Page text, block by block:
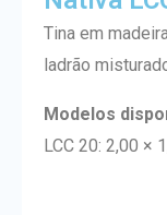
Tina em
ladrão
Modelos
LCC 20: 2,00 ×